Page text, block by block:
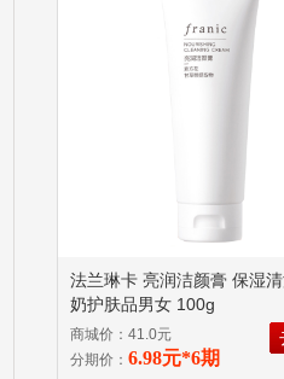
法兰琳卡 亮润洁颜膏 保湿
奶护肤品男女 100g
商城价：41.0元
分期价： 6.98元*6期